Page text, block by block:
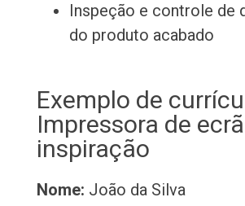
Inspeção e controle de
do produto acabado
Exemplo de
Impressora de
inspiração
Nome: João da Silva